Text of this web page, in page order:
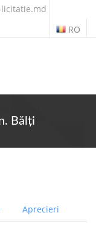
licitatie.md
RO
Bălți
Aprecieri